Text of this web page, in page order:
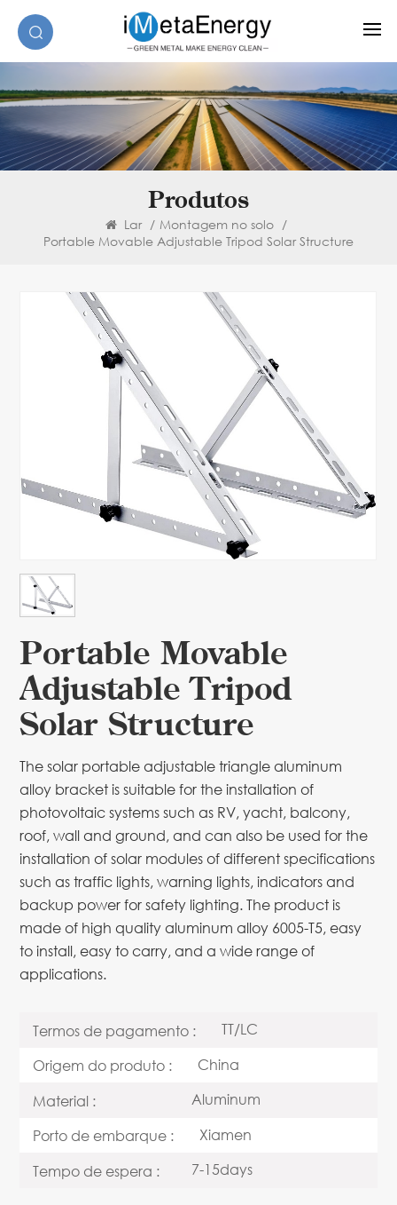
Produtos
Lar / Montagem no solo /
Portable Movable Adjustable Tripod Solar Structure
Portable Movable
Adjustable Tripod
Solar Structure
The solar portable adjustable triangle aluminum
alloy bracket is suitable for the installation of
photovoltaic systems such as RV, yacht, balcony,
roof, wall and ground, and can also be used for the
installation of solar modules of different specifications
such as traffic lights, warning lights, indicators and
backup power for safety lighting. The product is
made of high quality aluminum alloy 6005-T5, easy
to install, easy to carry, and a wide range of
applications.
Termos de pagamento :
TT/LC
Origem do produto :
China
Material :
Aluminum
Porto de embarque :
Xiamen
Tempo de espera :
7-15days